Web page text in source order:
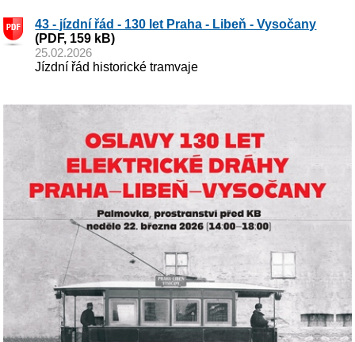
43 - jízdní řád - 130 let Praha - Libeň - Vysočany
(PDF, 159 kB)
25.02.2026
Jízdní řád historické tramvaje